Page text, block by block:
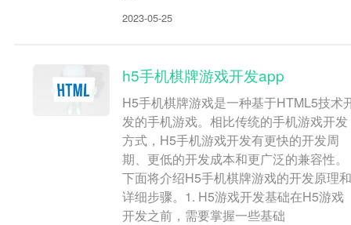
2023-05-25
h5手机棋牌游戏开发app
H5手机棋牌游戏是一种基于HTML5技术
发的手机游戏。相比传统的手机游戏开发
方式，H5手机游戏开发有更快的开发周
期、更低的开发成本和更广泛的兼容性。
下面将介绍H5手机棋牌游戏的开发原理和
详细步骤。1. H5游戏开发基础在H5游戏
开发之前，需要掌握一些基础